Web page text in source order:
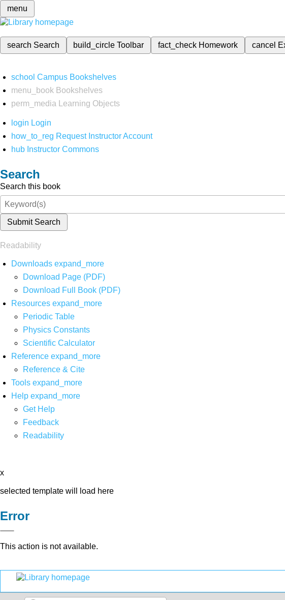
menu
search Search build_circleToolbar fact_check Homework cancel
school Campus Bookshelves
menu_book Bookshelves
perm_media
Learning Objects
login Login
how_to_reg Request Instructor Account
hub Instructor Commons
Search
Search this book
Submit Search
Readability
Downloads expand_more
Download Page (PDF)
Download Full Book (PDF)
Resources expand_more
Periodic Table
Physics Constants
Scientific Calculator
Reference expand_more
Reference & Cite
Tools expand_more
Help expand_more
Get Help
Feedback
Readability
x
selected template will load here
Error
This action is not available.